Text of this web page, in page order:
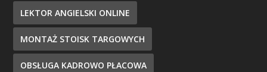
LEKTOR ANGIELSKI ONLINE
MONTAŻ STOISK TARGOWYCH
OBSŁUGA KADROWO PŁACOWA